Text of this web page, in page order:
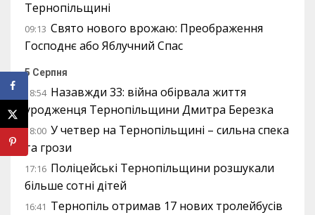
Тернопільщині
09:13 Свято нового врожаю: Преображення
Господнє або Яблучний Спас
5 Серпня
18:54 Назавжди 33: війна обірвала життя
уродженця Тернопільщини Дмитра Березка
18:00 У четвер на Тернопільщині – сильна спека
та грози
17:16 Поліцейські Тернопільщини розшукали
більше сотні дітей
16:41 Тернопіль отримав 17 нових тролейбусів